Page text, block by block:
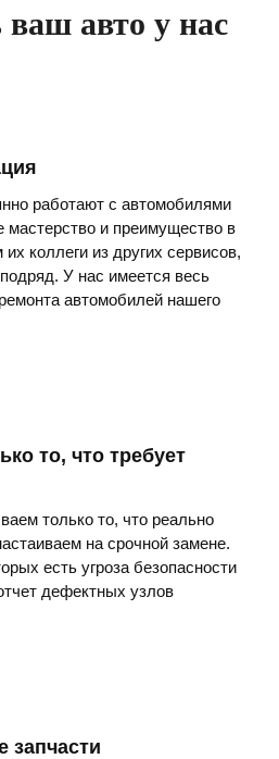
ваш авто у нас
работают с автомобилями
и преимущество в
коллеги из других сервисов,
У нас имеется весь
автомобилей нашего
то, что требует
только то, что реально
на срочной замене.
есть угроза безопасности
дефектных узлов
запчасти